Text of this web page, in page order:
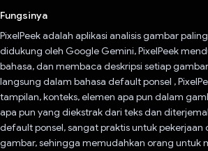
Fungsinya
PixelPeek adalah aplikasi analisis gambar
didukung oleh Google Gemini, PixelPeek
bahasa, dan membaca deskripsi setiap
langsung dalam bahasa default ponsel ,
tampilan, konteks, elemen apa pun dalam
apa pun yang diekstrak dari teks dan
default ponsel, sangat praktis untuk pekerjaan
gambar, sehingga memudahkan orang untuk